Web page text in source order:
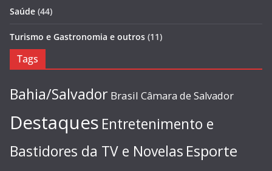
Saúde (44)
Turismo e Gastronomia e outros (11)
Tags
Bahia/Salvador Brasil Câmara de Salvador
Destaques Entretenimento e
Bastidores da TV e Novelas Esporte